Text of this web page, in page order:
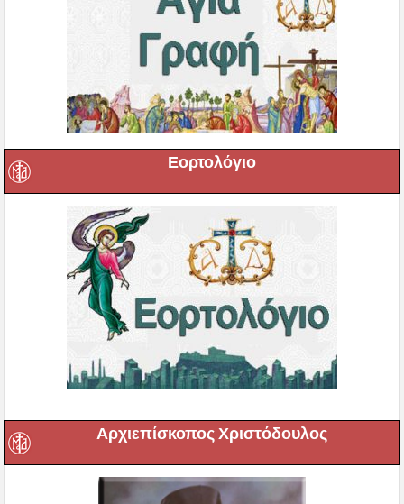
Εορτολόγιο
Αρχιεπίσκοπος Χριστόδουλος